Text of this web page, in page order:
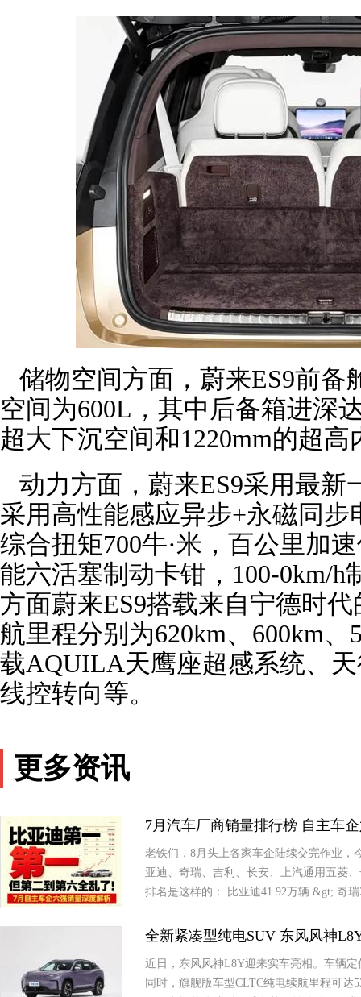
储物空间方面，蔚来ES9前备
空间为600L，其中后备箱进深
超大下沉空间和1220mm的超高
动力方面，蔚来ES9采用最新
采用高性能感应异步+永磁同步
综合扭矩700牛·米，百公里加
能六活塞制动卡钳，100-0km/h
方面蔚来ES9搭载来自宁德时
航里程分别为620km、600km
载AQUILA天鹰座超感系统、
线控转向等。
更多资讯
7月汽车厂商销量排行榜 自主车
老铁们，8月头上各家车企陆续交完作业，
亚迪、奇瑞、吉利、长安、上汽通用五菱
排名是这样的： 比亚迪41.92万辆 &gt; 奇
全新紧凑型纯电SUV 东风风神
近日，东风风神L8Y迎来实车亮相。车辆
同时，旗舰版车型CLTC纯电续航里程可